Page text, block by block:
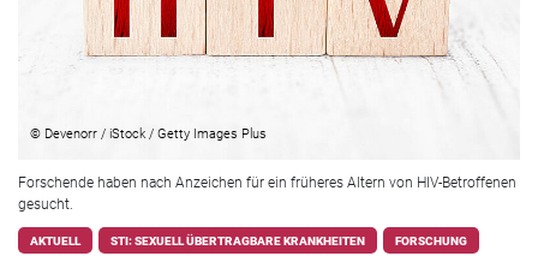
© Devenorr / iStock / Getty Images Plus
Forschende haben nach Anzeichen für ein früheres Altern von HIV-Betroffenen
gesucht.
AKTUELL STI: SEXUELL ÜBERTRAGBARE KRANKHEITEN FORSCHUNG